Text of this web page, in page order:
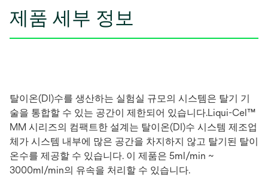
제품 세부 정보
탈이온(DI)수를 생산하는 실험실 규모의 시스템은 탈기 기
술을 통합할 수 있는 공간이 제한되어 있습니다.Liqui-Cel™
MM 시리즈의 컴팩트한 설계는 탈이온(DI)수 시스템 제조업
체가 시스템 내부에 많은 공간을 차지하지 않고 탈기된 탈이
온수를 제공할 수 있습니다. 이 제품은 5ml/min ~
3000ml/min의 유속을 처리할 수 있습니다.